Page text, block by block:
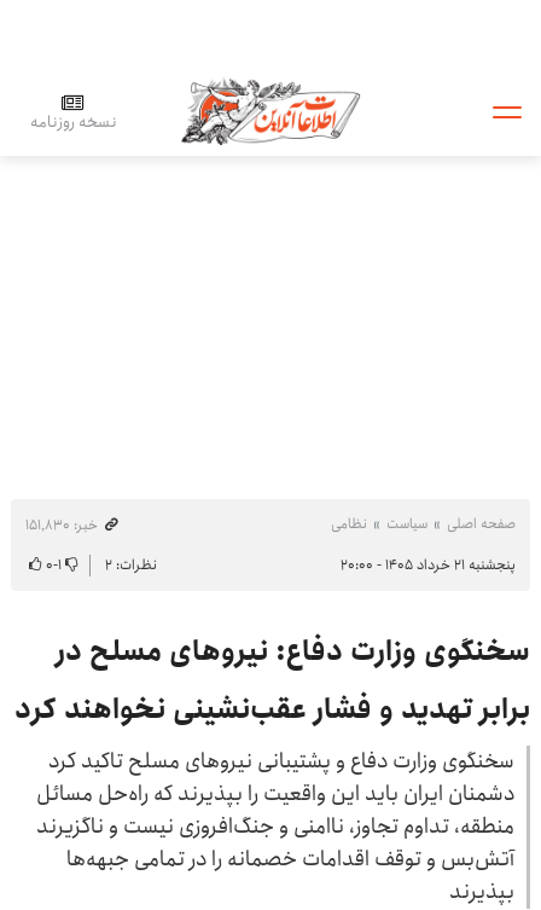
نسخه روزنامه
صفحه اصلی سیاست نظامی
خبر: ۱۵۱٬۸۳۰
پنجشنبه ۲۱ خرداد ۱۴۰۵ - ۲۰:۰۰
نظرات: ۲ ۱-۰
سخنگوی وزارت دفاع: نیروهای مسلح در
برابر تهدید و فشار عقب‌نشینی نخواهند کرد
سخنگوی وزارت دفاع و پشتیبانی نیروهای مسلح تاکید کرد
دشمنان ایران باید این واقعیت را بپذیرند که راه‌حل مسائل
منطقه، تداوم تجاوز، ناامنی و جنگ‌افروزی نیست و ناگزیرند
آتش‌بس و توقف اقدامات خصمانه را در تمامی جبهه‌ها
بپذیرند